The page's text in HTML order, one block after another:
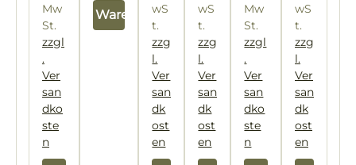
Mw
St.
zzgl
.
Ver
san
dko
ste
n
In den Warenkorb
wS
t.
zzg
l.
Ver
san
dk
ost
en
wS
t.
zzg
l.
Ver
san
dk
ost
en
Mw
St.
zzgl
.
Ver
san
dko
ste
n
wS
t.
zzg
l.
Ver
san
dk
ost
en